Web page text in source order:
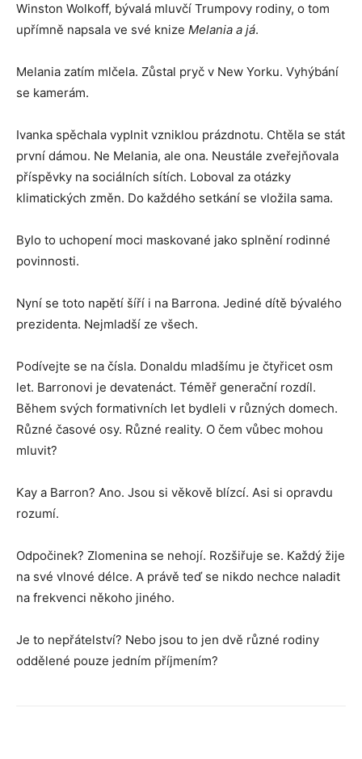
Winston Wolkoff, bývalá mluvčí Trumpovy rodiny, o tom
upřímně napsala ve své knize Melania a já.
Melania zatím mlčela. Zůstal pryč v New Yorku. Vyhýbání
se kamerám.
Ivanka spěchala vyplnit vzniklou prázdnotu. Chtěla se stát
první dámou. Ne Melania, ale ona. Neustále zveřejňovala
příspěvky na sociálních sítích. Loboval za otázky
klimatických změn. Do každého setkání se vložila sama.
Bylo to uchopení moci maskované jako splnění rodinné
povinnosti.
Nyní se toto napětí šíří i na Barrona. Jediné dítě bývalého
prezidenta. Nejmladší ze všech.
Podívejte se na čísla. Donaldu mladšímu je čtyřicet osm
let. Barronovi je devatenáct. Téměř generační rozdíl.
Během svých formativních let bydleli v různých domech.
Různé časové osy. Různé reality. O čem vůbec mohou
mluvit?
Kay a Barron? Ano. Jsou si věkově blízcí. Asi si opravdu
rozumí.
Odpočinek? Zlomenina se nehojí. Rozšiřuje se. Každý žije
na své vlnové délce. A právě teď se nikdo nechce naladit
na frekvenci někoho jiného.
Je to nepřátelství? Nebo jsou to jen dvě různé rodiny
oddělené pouze jedním příjmením?